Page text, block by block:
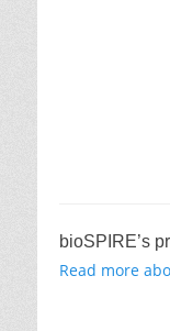
bioSPIRE’s
Read more